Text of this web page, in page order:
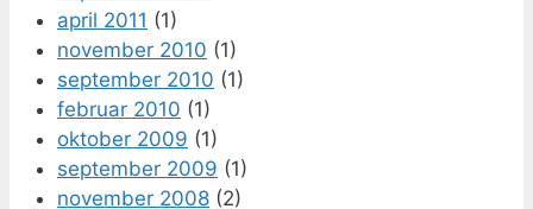
april 2011 (1)
november 2010 (1)
september 2010 (1)
februar 2010 (1)
oktober 2009 (1)
september 2009 (1)
november 2008 (2)